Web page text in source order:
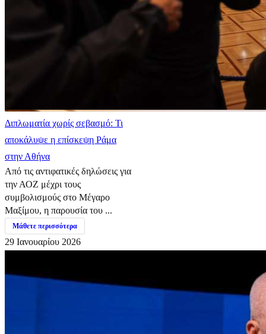
Διπλωματία χωρίς σεβασμό: Τι
αποκάλυψε η επίσκεψη Ράμα
στην Αθήνα
Από τις αντιφατικές δηλώσεις για
την ΑΟΖ μέχρι τους
συμβολισμούς στο Μέγαρο
Μαξίμου, η παρουσία του ...
Μάθετε περισσότερα
29 Ιανουαρίου 2026